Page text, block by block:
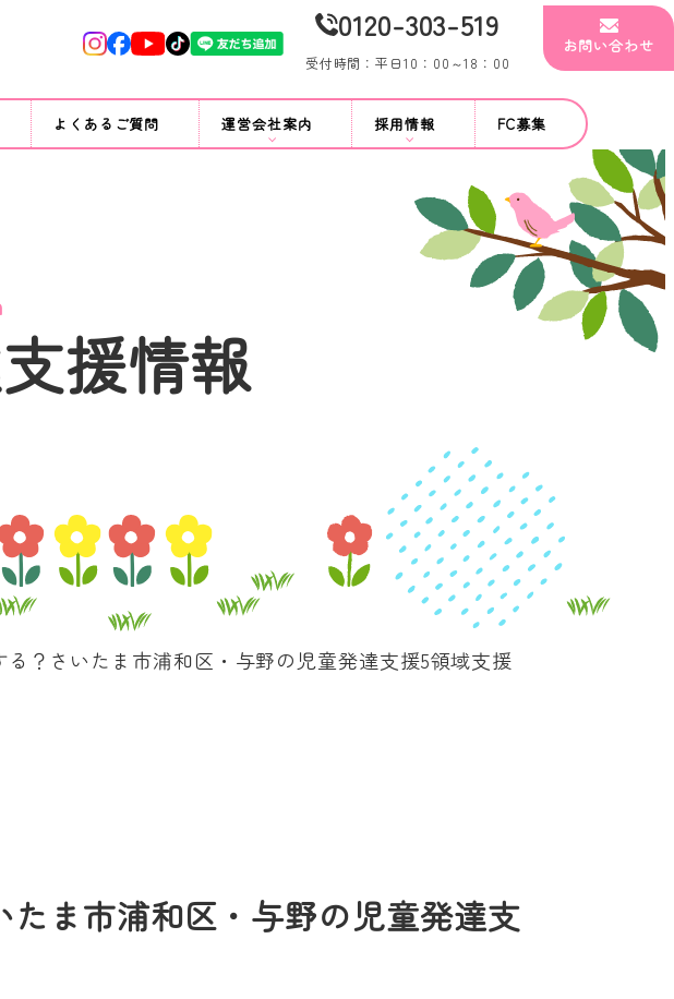
0120-303-519
受付時間：平日10：00～18：00
お問い合わせ
よくあるご質問 運営会社案内 採用情報 FC募集
援情報
？さいたま市浦和区・与野の児童発達支援5領域支援
ま市浦和区・与野の児童発達支